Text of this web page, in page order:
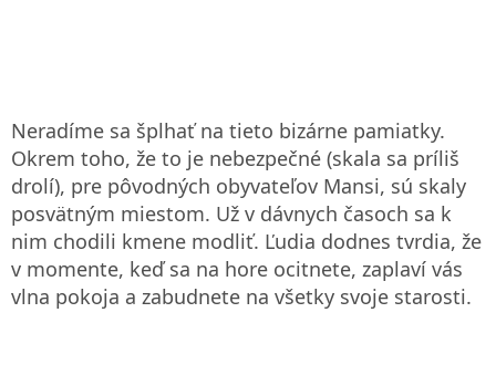
Neradíme sa šplhať na tieto bizárne pamiatky.
Okrem toho, že to je nebezpečné (skala sa príliš
drolí), pre pôvodných obyvateľov Mansi, sú skaly
posvätným miestom. Už v dávnych časoch sa k
nim chodili kmene modliť. Ľudia dodnes tvrdia, že
v momente, keď sa na hore ocitnete, zaplaví vás
vlna pokoja a zabudnete na všetky svoje starosti.